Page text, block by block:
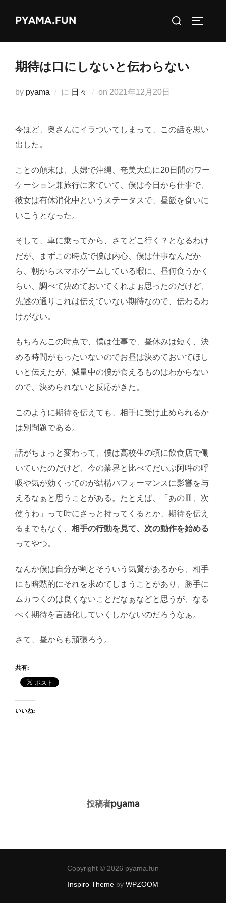
PYAMA.FUN
検
対
期待は口にしないと伝わらない
by pyama に 日々 on 投
2021年12月20日
今ほど、奥さんにイラついてしまって、この話を思い
出した。
ことの顛末は、夫婦で沖縄、奄美大島に20日間のワー
ケーション兼旅行に来ていて、僕は今日から仕事で、
彼女は有休消化中というステータスで、昼飯を食いに
いこうとなった。
そして、車に乗ってから、さてどこ行く？となるわけ
だが、まずこの時点で僕は内心、僕は仕事なんだか
ら、朝からスマホゲームしている暇に、昼何食うかく
らい、調べて決めておいてくれよぉ思ったのだけど、
先述の通りこれは伝えていない期待なので、伝わるわ
けがない。
もちろんこの時点で、僕は仕事で、昼休みは短く、決
める時間がもったいないのでお昼は決めておいてほし
いと伝えたが、減量中の僕が食えるものはわからない
ので、決められないと反応がきた。
このように期待を伝えても、相手に受け止められるか
は別問題である。
話がちょっと変わって、僕は高校生の頃に飲食店で働
いていたのだけど、今の業界と比べてだいぶ阿吽の呼
吸や気が効くってのが結構パフォーマンスに影響を与
えるなぁと思うことがある。たとえば、「あの皿、次
使うわ」って時にさっと持ってくるとか、期待を伝え
るまでもなく、 相手の行動を見て、次の動作を始める
ってやつ。
なんか僕は自分が割とそういう気質があるから、相手
にも暗黙的にそれを求めてしまうことがあり、勝手に
ムカつくのは良くないことだなぁなどと思うが、なる
べく期待を言語化していくしかないのだろうなぁ。
さて、昼からも頑張ろう。
共有:
いいね:
投稿者
投稿者pyama
Copyright © 2026 pyama.fun
Inspiro Theme by WPZOOM